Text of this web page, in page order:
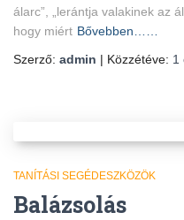
álarc”, „lerántja valakinek az
hogy miért Bővebben……
Szerző: admin | Közzétéve: 1
TANÍTÁSI SEGÉDESZKÖZÖK
Balázsolás